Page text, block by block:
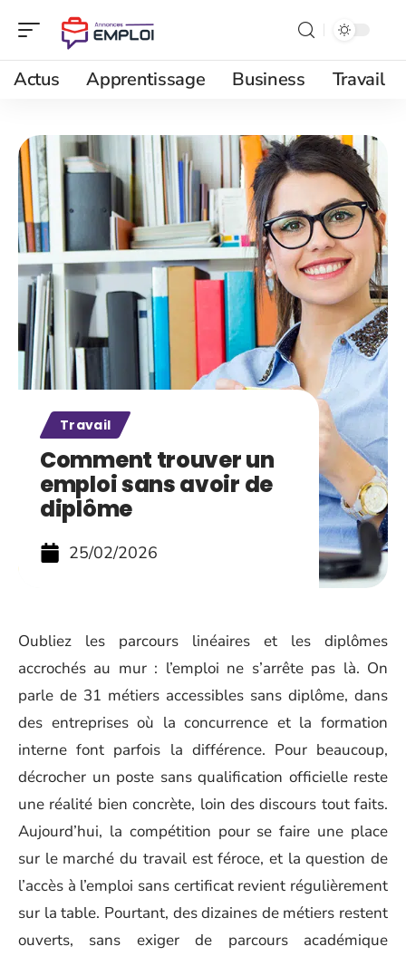
Actus Apprentissage Business Travail
Travail
Comment trouver un
emploi sans avoir de
diplôme
25/02/2026
Oubliez les parcours linéaires et les diplômes
accrochés au mur : l’emploi ne s’arrête pas là. On
parle de 31 métiers accessibles sans diplôme, dans
des entreprises où la concurrence et la formation
interne font parfois la différence. Pour beaucoup,
décrocher un poste sans qualification officielle reste
une réalité bien concrète, loin des discours tout faits.
Aujourd’hui, la compétition pour se faire une place
sur le marché du travail est féroce, et la question de
l’accès à l’emploi sans certificat revient régulièrement
sur la table. Pourtant, des dizaines de métiers restent
ouverts, sans exiger de parcours académique